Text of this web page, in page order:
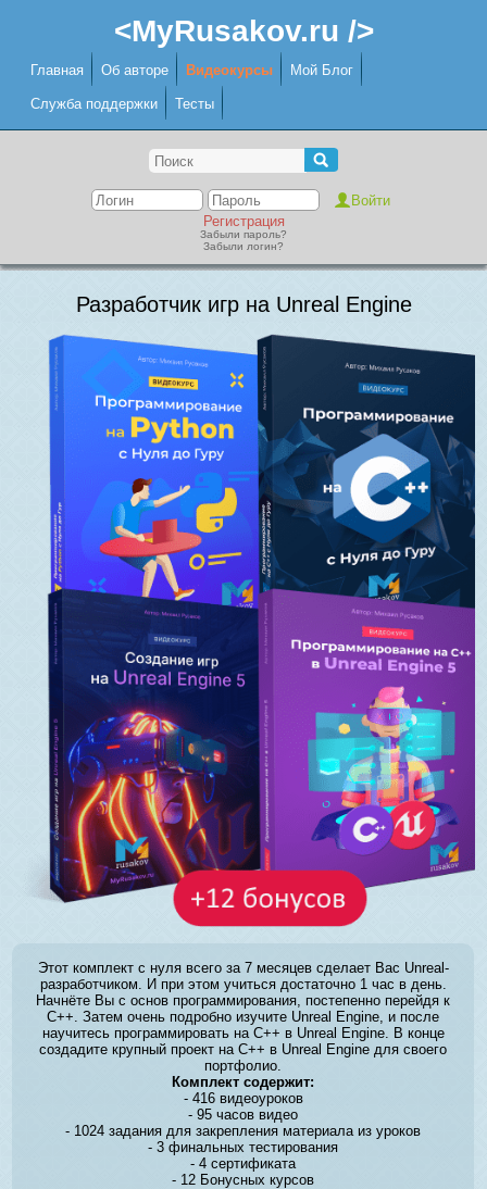
<MyRusakov.ru />
Главная Об авторе Видеокурсы Мой Блог
Служба поддержки Тесты
Регистрация
Забыли пароль?
Забыли логин?
Разработчик игр на Unreal Engine
Этот комплект с нуля всего за 7 месяцев сделает Вас Unreal-
разработчиком. И при этом учиться достаточно 1 час в день.
Начнёте Вы с основ программирования, постепенно перейдя к
C++. Затем очень подробно изучите Unreal Engine, и после
научитесь программировать на C++ в Unreal Engine. В конце
создадите крупный проект на C++ в Unreal Engine для своего
портфолио.
Комплект содержит:
- 416 видеоуроков
- 95 часов видео
- 1024 задания для закрепления материала из уроков
- 3 финальных тестирования
- 4 сертификата
- 12 Бонусных курсов